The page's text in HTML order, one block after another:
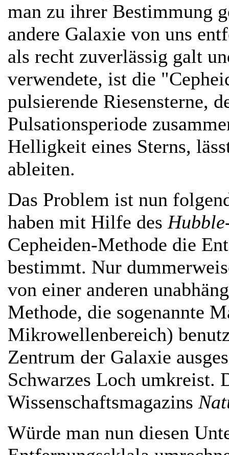
man zu ihrer Bestimmung
andere Galaxie von uns
als recht zuverlässig galt
verwendete, ist die
pulsierende Riesensterne,
Pulsationsperiode
Helligkeit eines Sterns,
ableiten.
Das Problem ist nun
haben mit Hilfe des Hubble
Cepheiden-Methode die
bestimmt. Nur
von einer anderen
Methode, die sogenannte
Mikrowellenbereich)
Zentrum der Galaxie
Schwarzes Loch umkreist.
Wissenschaftsmagazins
Würde man nun diesen